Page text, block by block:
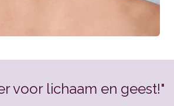
voor lichaam en geest!"